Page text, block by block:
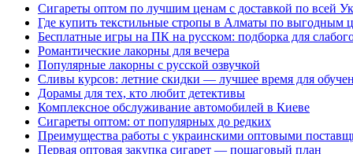
Сигареты оптом по лучшим ценам с доставкой по всей
Где купить текстильные стропы в Алматы по выгодным
Бесплатные игры на ПК на русском: подборка для
Романтические лакорны для вечера
Популярные лакорны с русской озвучкой
Сливы курсов: летние скидки — лучшее время для
Дорамы для тех, кто любит детективы
Комплексное обслуживание автомобилей в Киеве
Сигареты оптом: от популярных до редких
Преимущества работы с украинскими оптовыми
Первая оптовая закупка сигарет — пошаговый план